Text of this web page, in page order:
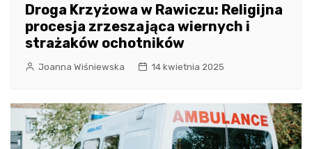
Droga Krzyżowa w Rawiczu: Religijna
procesja zrzeszająca wiernych i
strażaków ochotników
Joanna Wiśniewska 14 kwietnia 2025